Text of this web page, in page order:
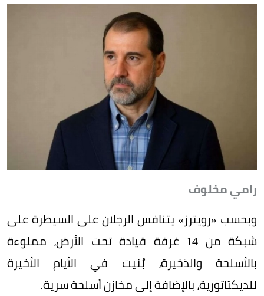
رامي مخلوف
وبحسب «رويترز» يتنافس الرجلان على السيطرة على
شبكة من 14 غرفة قيادة تحت الأرض، مملوءة
بالأسلحة والذخيرة، بُنيت في الأيام الأخيرة
للديكتاتورية، بالإضافة إلى مخازن أسلحة سرية.